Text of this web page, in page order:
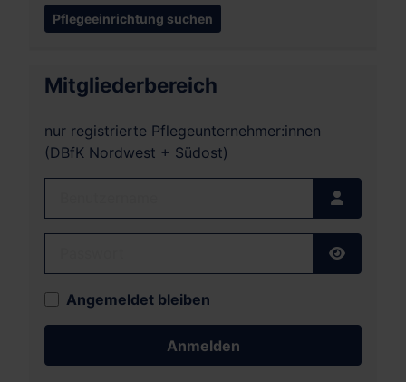
Mitgliederbereich
nur registrierte Pflegeunternehmer:innen
(DBfK Nordwest + Südost)
Angemeldet bleiben
Anmelden